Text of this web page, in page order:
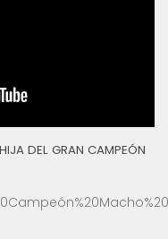
DEL GRAN CAMPEÓN